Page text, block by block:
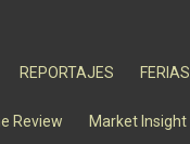
REPORTAJES FERIAS
Review Market Insight